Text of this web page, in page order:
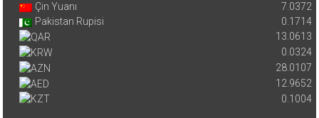
Çin Yuanı
7.0372
Pakistan Rupisi
0.1714
13.0613
0.0324
28.0107
12.9652
0.1004